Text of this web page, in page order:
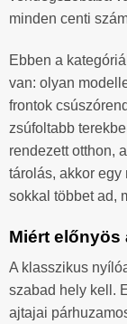
minden centi
Ebben a
van: olyan
frontok
zsúfoltabb
rendezett otthon,
tárolás, akkor egy
sokkal többet ad,
Miért előnyös
A klasszikus
szabad hely kell.
ajtajai